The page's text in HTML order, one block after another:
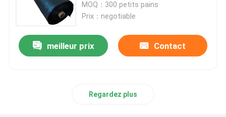
MOQ：300 petits pains
Prix：negotiable
meilleur prix Contact
Regardez plus